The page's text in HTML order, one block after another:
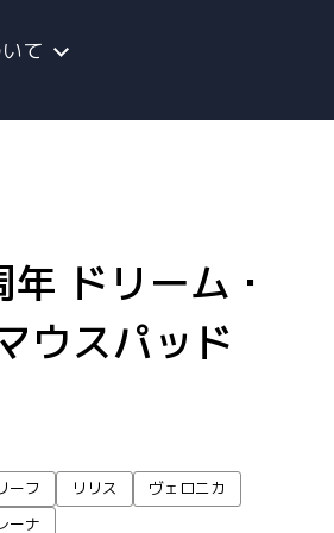
て
ドリーム・
ウスパッド
ーフ リリス
ヴェロニカ
ーナ